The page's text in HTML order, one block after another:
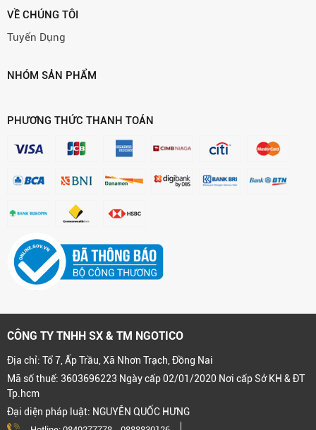
VỀ CHÚNG TÔI
Tuyển Dụng
NHÓM SẢN PHẨM
PHƯƠNG THỨC THANH TOÁN
CÔNG TY TNHH SX & TM NGOTICO
Địa chỉ: Tổ 7, Ấp Trầu, Xã Nhơn Trạch, Đồng Nai
Mã số thuế: 3603696223 Ngày cấp 02/01/2020 Nơi cấp Sở KH & ĐT
Tp.hcm
Đại diện pháp luật: NGUYỄN QUỐC HƯNG